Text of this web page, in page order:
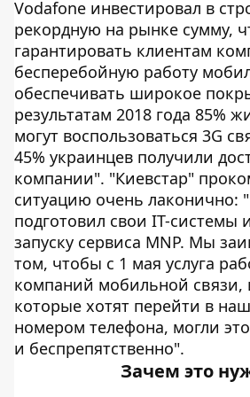
Vodafone инвестировал в
рекордную на рынке сумму,
гарантировать клиентам
бесперебойную работу
обеспечивать широкое
результатам 2018 года 85%
могут воспользоваться 3G
45% украинцев получили
компании". "Киевстар"
ситуацию очень лаконично:
подготовил свои IT-системы
запуску сервиса MNP. Мы
том, чтобы с 1 мая услуга
компаний мобильной связи,
которые хотят перейти в
номером телефона, могли
и беспрепятственно".
Зачем это